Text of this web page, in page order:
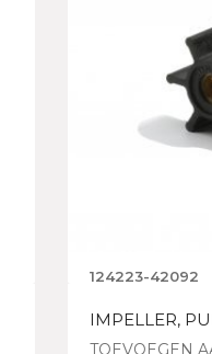
124223-42092
IMPELLER,
TOEVOEGEN